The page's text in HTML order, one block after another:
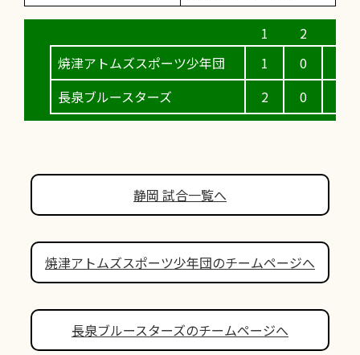
焼津アトムズスポーツ少年団
長泉ブルースターズ
1
2
0
0
静岡 試合一覧へ
焼津アトムズスポーツ少年団のチームページへ
長泉ブルースターズのチームページへ